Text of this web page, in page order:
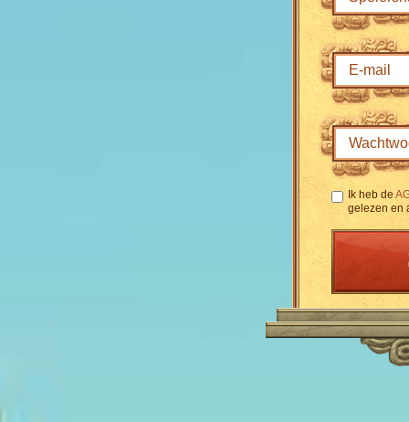
Ik heb de
gelezen en